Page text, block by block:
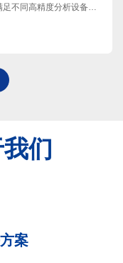
不同高精度分析设备的
们
案